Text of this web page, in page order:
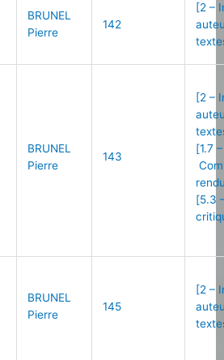
BRUNEL
Pierre
142
[2 –
BRUNEL
Pierre
143
[2 –
[1.7 –
[5.3
BRUNEL
Pierre
145
[2 –